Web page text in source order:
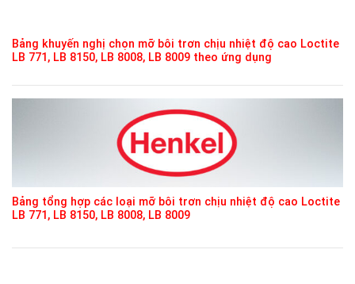
Bảng khuyến nghị chọn mỡ bôi trơn chịu nhiệt độ cao Loctite
LB 771, LB 8150, LB 8008, LB 8009 theo ứng dụng
Bảng tổng hợp các loại mỡ bôi trơn chịu nhiệt độ cao Loctite
LB 771, LB 8150, LB 8008, LB 8009